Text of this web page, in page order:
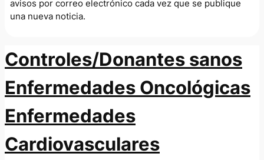
avisos por correo electrónico cada vez que se publique
una nueva noticia.
Controles/Donantes sanos
Enfermedades Oncológicas
Enfermedades
Cardiovasculares